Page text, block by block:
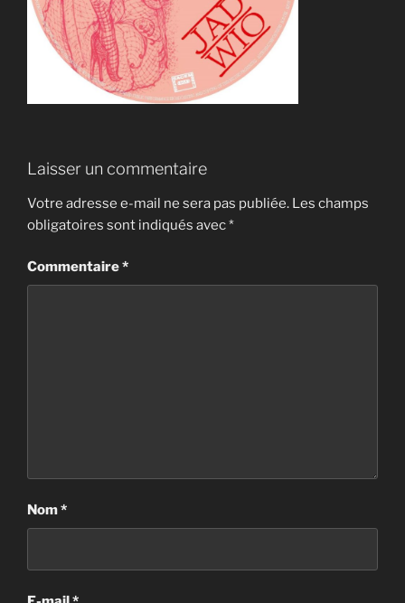
Laisser un commentaire
Votre adresse e-mail ne sera pas publiée. Les champs
obligatoires sont indiqués avec*
Commentaire*
Nom*